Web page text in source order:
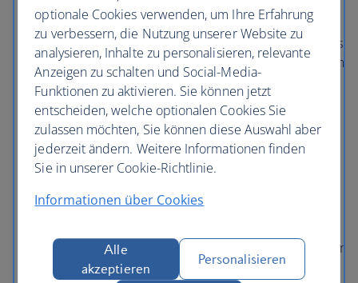
Verschließen Sie die Tür, selbst wenn Sie sich im
Zimmer aufhalten, und denken Sie bei Verlassen des
Zimmers daran, alle Fenster und Türen, auch die zum
Balkon, zu schließen.
Laufen Sie nicht durch spärlich beleuchtete Areale
und nach Einbruch der Dunkelheit nicht an
Stränden. Zögern Sie nicht, die Straßenseite zu
wechseln, wenn Ihnen eine Person auf der Straße
Gefühl haben.
offiziellen Taxis zu fahren. Das Hotel ist Ihnen bei der
Suche behilflich.
optionale Cookies verwenden, um Ihre Erfahrung
zu verbessern, die Nutzung unserer Website zu
analysieren, Inhalte zu personalisieren, relevante
Anzeigen zu schalten und Social-Media-
Funktionen zu aktivieren. Sie können jetzt
entscheiden, welche optionalen Cookies Sie
zulassen möchten, Sie können diese Auswahl aber
jederzeit ändern. Weitere Informationen finden
Sie in unserer Cookie-Richtlinie.
Informationen über Cookies
Alle
akzeptieren
Personalisieren